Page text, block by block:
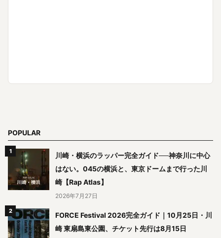
POPULAR
川崎・横浜のラッパー完全ガイド──神奈川に中心
はない。045の横浜と、東京ドームまで行った川
崎【Rap Atlas】
2026年7月27日
FORCE Festival 2026完全ガイド｜10月25日・川
崎 東扇島東公園、チケット先行は8月15日